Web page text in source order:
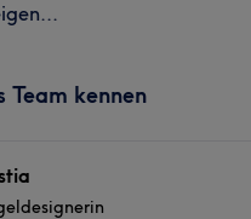
Team kennen